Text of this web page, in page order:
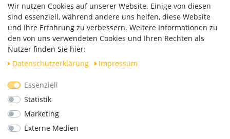
Wir nutzen Cookies auf unserer Website. Einige von diesen
sind essenziell, während andere uns helfen, diese Website
und Ihre Erfahrung zu verbessern. Weitere Informationen zu
den von uns verwendeten Cookies und Ihren Rechten als
Nutzer finden Sie hier:
Daten­schutz­erklärung
Impressum
Essenziell
Statistik
Marketing
Externe Medien
Widerrufsrecht
Vertrag widerrufen
Versand
Geprüfte Sicherheit